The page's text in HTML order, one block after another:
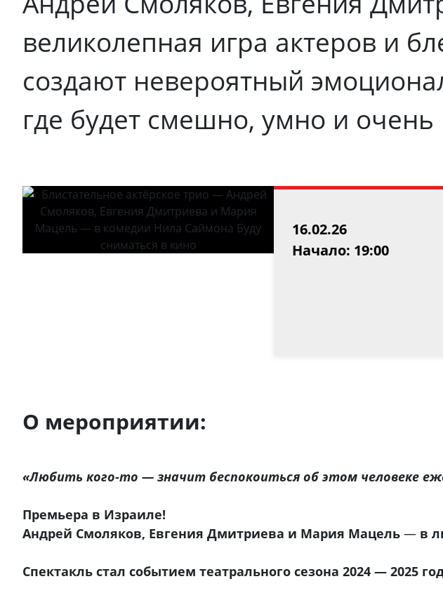
великолепная игра актеров и
создают невероятный
где будет смешно, умно и
16.02.26
Начало: 19:00
О мероприятии:
«Любить кого-то — значит беспокоиться об этом человеке
Премьера в Израиле!
Андрей Смоляков, Евгения Дмитриева и Мария Мацель — в
Спектакль стал событием театрального сезона 2024 — 2025